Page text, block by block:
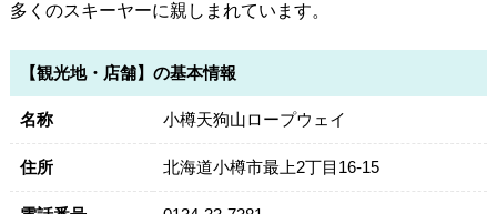
多くのスキーヤーに親しまれています。
【観光地・店舗】の基本情報
名称 小樽天狗山ロープウェイ
住所 北海道小樽市最上2丁目16-15